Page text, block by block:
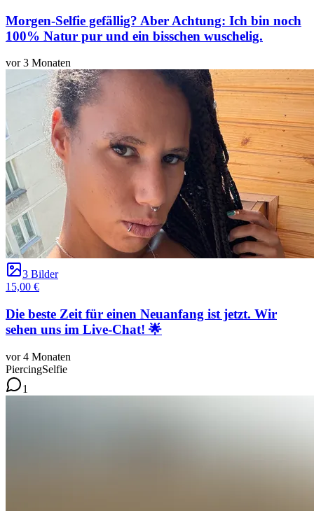
Morgen-Selfie gefällig? Aber Achtung: Ich bin noch
100% Natur pur und ein bisschen wuschelig.
vor 3 Monaten
3 Bilder
15,00 €
Die beste Zeit für einen Neuanfang ist jetzt. Wir
sehen uns im Live-Chat! 🌟
vor 4 Monaten
PiercingSelfie
1